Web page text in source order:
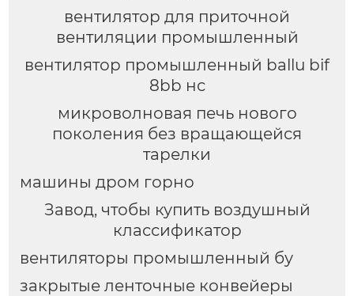
вентилятор для приточной
вентиляции промышленный
вентилятор промышленный ballu bif
8bb нс
микроволновая печь нового
поколения без вращающейся
тарелки
машины дром горно
Завод, чтобы купить воздушный
классификатор
вентиляторы промышленный бу
закрытые ленточные конвейеры